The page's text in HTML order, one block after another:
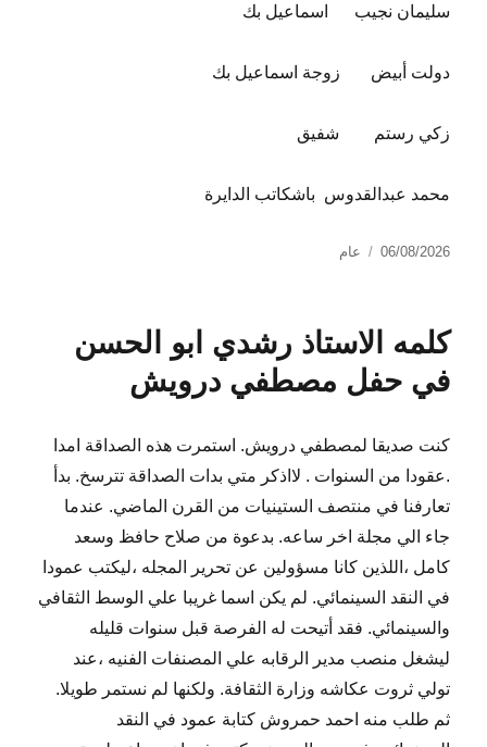
سليمان نجيب اسماعيل بك
دولت أبيض زوجة اسماعيل بك
زكي رستم شفيق
محمد عبدالقدوس باشكاتب الدايرة
نُشرت
06/08/2026 التصنيفات
عام
كلمه الاستاذ رشدي ابو الحسن
في حفل مصطفي درويش
كنت صديقا لمصطفي درويش. استمرت هذه الصداقة امدا
.عقودا من السنوات . لااذكر متي بدات الصداقة تترسخ. بدأ
تعارفنا في منتصف الستينيات من القرن الماضي. عندما
جاء الي مجلة اخر ساعه. بدعوة من صلاح حافظ وسعد
كامل ،اللذين كانا مسؤولين عن تحرير المجله ،ليكتب عمودا
في النقد السينمائي. لم يكن اسما غريبا علي الوسط الثقافي
والسينمائي. فقد أتيحت له الفرصة قبل سنوات قليله
ليشغل منصب مدير الرقابه علي المصنفات الفنيه ،عند
تولي ثروت عكاشه وزارة الثقافة. ولكنها لم نستمر طويلا.
ثم طلب منه احمد حمروش كتابة عمود في النقد